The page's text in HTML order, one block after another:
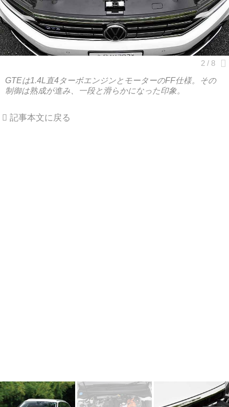
GTEは1.4L直4ターボエンジンとモーターのFF仕様。その
制御は熟成が進み、一段と滑らかになった印象。
記事本文に戻る